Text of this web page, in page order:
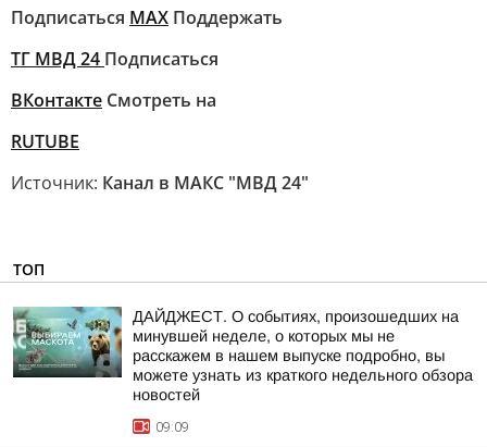
Подписаться MAX Поддержать
ТГ МВД 24 Подписаться
ВКонтакте Смотреть на
RUTUBE
Источник: Канал в МАКС "МВД 24"
ТОП
ДАЙДЖЕСТ. О событиях, произошедших на
минувшей неделе, о которых мы не
расскажем в нашем выпуске подробно, вы
можете узнать из краткого недельного обзора
новостей
09:09